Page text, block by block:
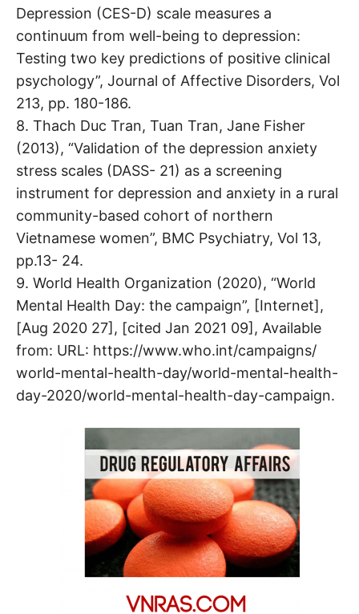
Depression (CES-D) scale measures a
continuum from well-being to depression:
Testing two key predictions of positive clinical
psychology”, Journal of Affective Disorders, Vol
213, pp. 180-186.
8. Thach Duc Tran, Tuan Tran, Jane Fisher
(2013), “Validation of the depression anxiety
stress scales (DASS- 21) as a screening
instrument for depression and anxiety in a rural
community-based cohort of northern
Vietnamese women”, BMC Psychiatry, Vol 13,
pp.13- 24.
9. World Health Organization (2020), “World
Mental Health Day: the campaign”, [Internet],
[Aug 2020 27], [cited Jan 2021 09], Available
from: URL: https://www.who.int/campaigns/
world-mental-health-day/world-mental-health-
day-2020/world-mental-health-day-campaign.